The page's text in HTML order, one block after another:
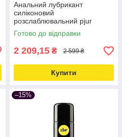
Анальний лубрикант
силіконовий
розслаблювальний pjur
analyse me 250 мл Love&Life
-online-multimarket-
Готово до відправки
2 209,15 ₴ 2 599 ₴
Купити
–15%